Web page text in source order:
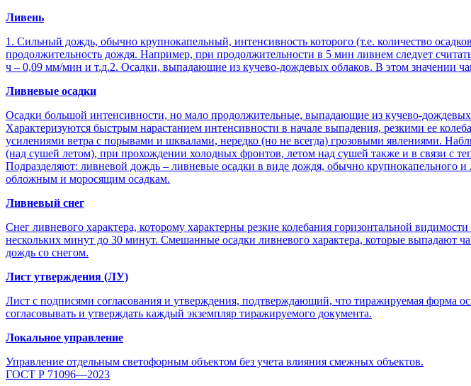
Ливень
1. Сильный дождь, обычно крупнокапельный, интенсивность которого (т.е. количество
продолжительность дождя. Например, при продолжительности в 5 мин ливнем следует
ч – 0,09 мм/мин и т.д.2. Осадки, выпадающие из кучево-дождевых облаков. В этом значении
Ливневые осадки
Осадки большой интенсивности, но мало продолжительные, выпадающие из кучево-
Характеризуются быстрым нарастанием интенсивности в начале выпадения, резкими ее
усилениями ветра с порывами и шквалами, нередко (но не всегда) грозовыми явлениями.
(над сушей летом), при прохождении холодных фронтов, летом над сушей также и в связи с
Подразделяют: ливневой дождь – ливневые осадки в виде дождя, обычно крупнокапельного
обложным и моросящим осадкам.
Ливневый снег
Снег ливневого характера, которому характерны резкие колебания горизонтальной
нескольких минут до 30 минут. Смешанные осадки ливневого характера, которые выпадают
дождь со снегом.
Лист утверждения (ЛУ)
Лист с подписями согласования и утверждения, подтверждающий, что тиражируемая форма
согласовывать и утверждать каждый экземпляр тиражируемого документа.
Локальное управление
Управление отдельным светофорным объектом без учета влияния смежных объектов.
ГОСТ Р 71096—2023